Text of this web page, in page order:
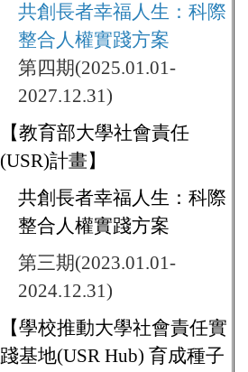
共創長者幸福人生：科際
整合人權實踐方案
第四期(2025.01.01-
2027.12.31)
【教育部大學社會責任
(USR)計畫】
共創長者幸福人生：科際
整合人權實踐方案
第三期(2023.01.01-
2024.12.31)
【學校推動大學社會責任實
踐基地(USR Hub) 育成種子